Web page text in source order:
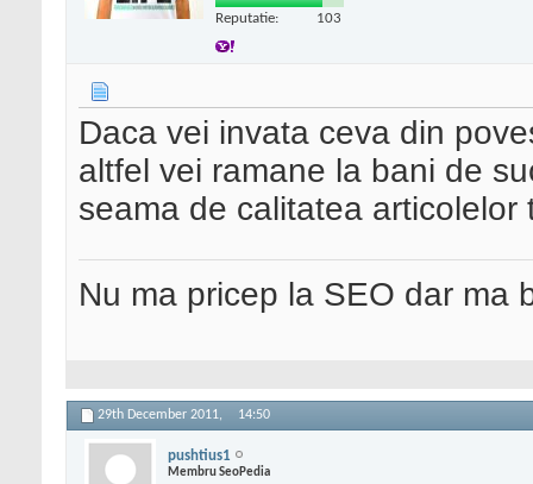
Reputatie: 103
Daca vei invata ceva din
altfel vei ramane la bani de
seama de calitatea articolelor
Nu ma pricep la SEO dar ma
29th December 2011, 14:50
pushtius1
Membru SeoPedia